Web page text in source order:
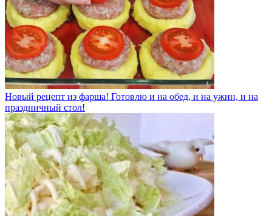
Новый рецепт из фарша! Готовлю и на обед, и на ужин, и на
праздничный стол!